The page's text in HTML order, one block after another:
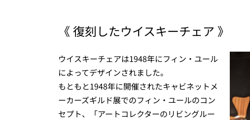
《 復刻したウイスキーチェア 》
ウイスキーチェアは1948年にフィン・ユール
によってデザインされました。
もともと1948年に開催されたキャビネットメ
ーカーズギルド展でのフィン・ユールのコン
セプト、「アートコレクターのリビングルー